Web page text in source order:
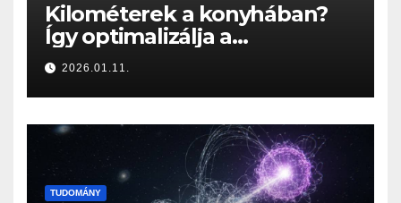
Kilométerek a konyhában?
Így optimalizálja a
Konyhabútor Guru az
otthonod mozgásközpontját
2026.01.11.
TUDOMÁNY